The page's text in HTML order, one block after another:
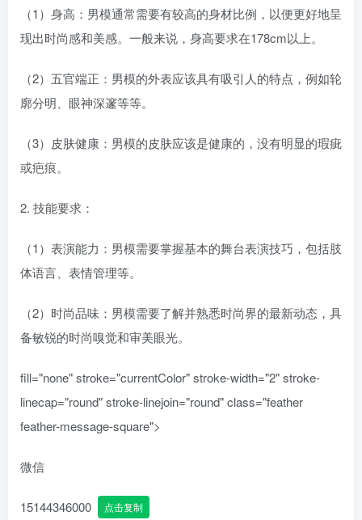
（1）身高：男模通常需要有较高的身材比例，以便更好地呈
现出时尚感和美感。一般来说，身高要求在178cm以上。
（2）五官端正：男模的外表应该具有吸引人的特点，例如轮
廓分明、眼神深邃等等。
（3）皮肤健康：男模的皮肤应该是健康的，没有明显的瑕疵
或疤痕。
2. 技能要求：
（1）表演能力：男模需要掌握基本的舞台表演技巧，包括肢
体语言、表情管理等。
（2）时尚品味：男模需要了解并熟悉时尚界的最新动态，具
备敏锐的时尚嗅觉和审美眼光。
fill="none" stroke="currentColor" stroke-width="2" stroke-
linecap="round" stroke-linejoin="round" class="feather
feather-message-square">
微信
15144346000 点击复制